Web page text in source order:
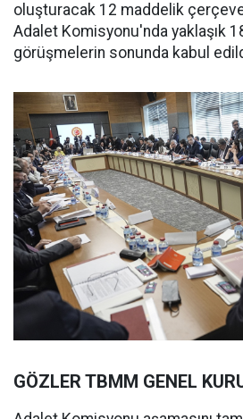
oluşturacak 12 maddelik
Adalet Komisyonu'nda yaklaşık
görüşmelerin sonunda kabul
GÖZLER TBMM GENEL